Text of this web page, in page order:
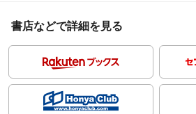
書店などで詳細を見る